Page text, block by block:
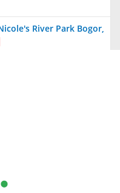
River Park Bogor,